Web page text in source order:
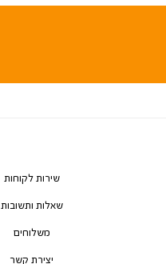
שירות לקוחות
שאלות ותשובות
משלוחים
יצירת קשר